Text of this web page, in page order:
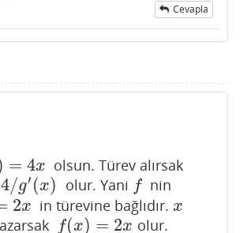
Cevapla
= 4x olsun. Türev alırsak
4/g′ (x) olur. Yani f
f nin
2x in türevine bağlıdır.x
x
f(x) = 2x
f(x)=2 x olur.